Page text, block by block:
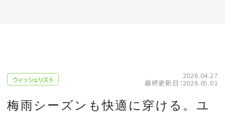
LIFESTYLE
ウィッシュリスト 2026.04.27
最終更新日：2026.05.01
梅雨シーズンも快適に穿ける。ユ